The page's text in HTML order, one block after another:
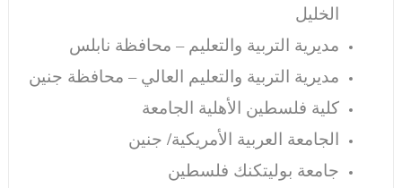
الخليل
مديرية التربية والتعليم – محافظة نابلس
مديرية التربية والتعليم العالي – محافظة جنين
كلية فلسطين الأهلية الجامعة
الجامعة العربية الأمريكية/ جنين
جامعة بوليتكنك فلسطين